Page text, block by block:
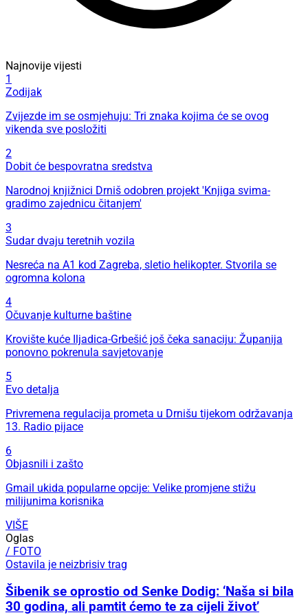
Najnovije vijesti
1
Zodijak
Zvijezde im se osmjehuju: Tri znaka kojima će se ovog
vikenda sve posložiti
2
Dobit će bespovratna sredstva
Narodnoj knjižnici Drniš odobren projekt 'Knjiga svima-
gradimo zajednicu čitanjem'
3
Sudar dvaju teretnih vozila
Nesreća na A1 kod Zagreba, sletio helikopter. Stvorila se
ogromna kolona
4
Očuvanje kulturne baštine
Krovište kuće Iljadica-Grbešić još čeka sanaciju: Županija
ponovno pokrenula savjetovanje
5
Evo detalja
Privremena regulacija prometa u Drnišu tijekom održavanja
13. Radio pijace
6
Objasnili i zašto
Gmail ukida popularne opcije: Velike promjene stižu
milijunima korisnika
VIŠE
Oglas
/ FOTO
Ostavila je neizbrisiv trag
Šibenik se oprostio od Senke Dodig: ‘Naša si bila
30 godina, ali pamtit ćemo te za cijeli život’